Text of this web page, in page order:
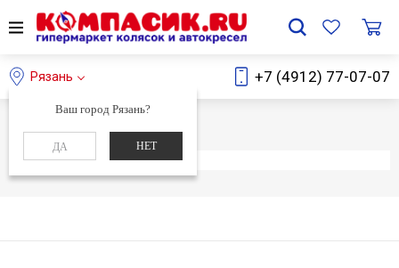
Рязань
Ваш город Рязань?
ДА НЕТ
+7 (4912) 77-07-07
Главная Каталог
Элемент не найден